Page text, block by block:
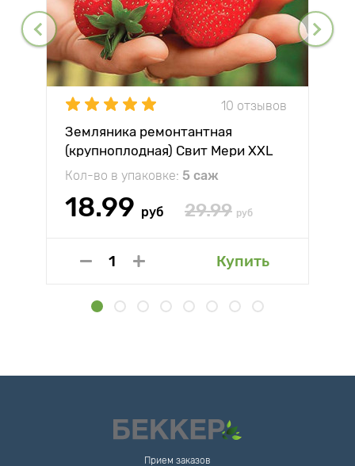
10 отзывов
Земляника ремонтантная
(крупноплодная) Свит Мери XXL
Кол-во в упаковке: 5 саж
18.99 руб 29.99 руб
Купить
Прием заказов